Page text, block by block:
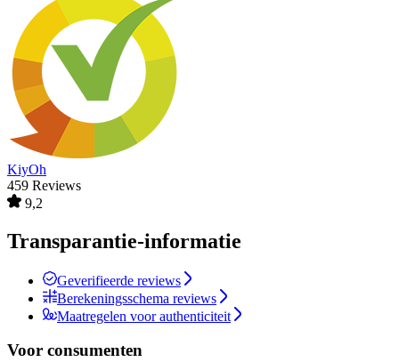
KiyOh
459 Reviews
9,2
Transparantie-informatie
Geverifieerde reviews
Berekeningsschema reviews
Maatregelen voor authenticiteit
Voor consumenten